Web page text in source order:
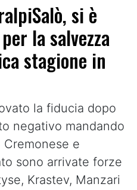
si è
la salvezza
stagione in
la fiducia dopo
negativo mandando
e
sono arrivate forze
Krastev, Manzari